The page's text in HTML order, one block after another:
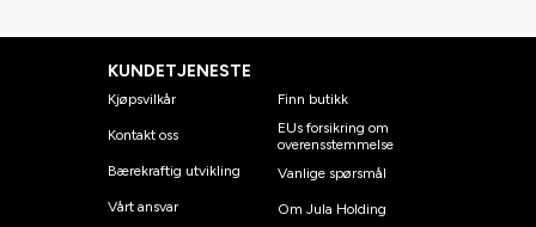
KUNDETJENESTE
Kjøpsvilkår
Kontakt oss
Bærekraftig utvikling
Vårt ansvar
Finn butikk
EUs forsikring om
overensstemmelse
Vanlige spørsmål
Om Jula Holding